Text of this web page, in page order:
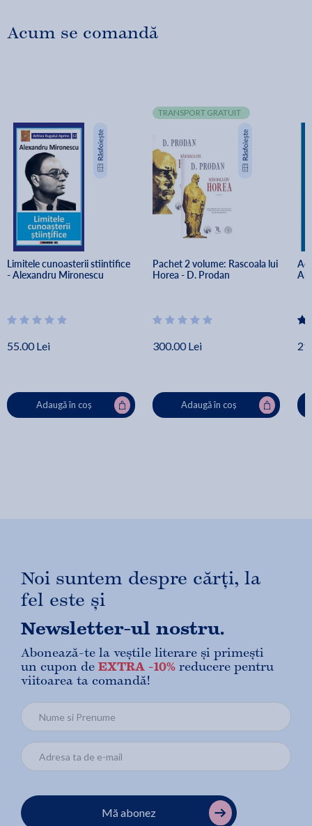
Acum se comandă
Limitele cunoasterii stiintifice
- Alexandru Mironescu
55.00 Lei
Adaugă în coș
TRANSPORT GRATUIT
Pachet 2 volume: Rascoala lui
Horea - D. Prodan
300.00 Lei
Adaugă în coș
Noi suntem despre cărți, la
fel este și
Newsletter-ul nostru.
Abonează-te la veștile literare și primești
un cupon de EXTRA -10% reducere pentru
viitoarea ta comandă!
Mă abonez